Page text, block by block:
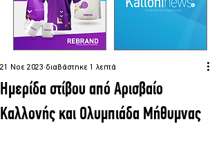
Ημερίδα στίβου από Αρισβαίο
Καλλονής και Ολυμπιάδα Μήθυμνας
21 Νοε 2023 διαβάστηκε 1 λεπτά